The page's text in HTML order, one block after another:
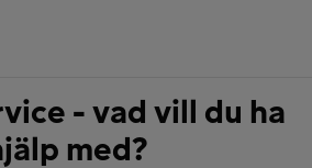
- vad vill du ha
med?